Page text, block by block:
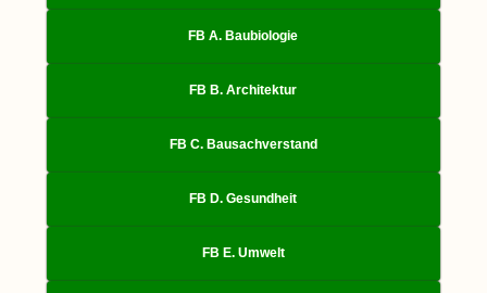
FB A. Baubiologie
FB B. Architektur
FB C. Bausachverstand
FB D. Gesundheit
FB E. Umwelt